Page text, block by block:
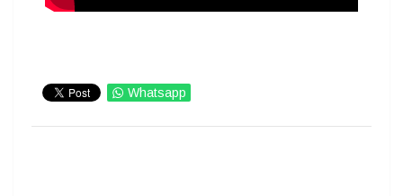
Whatsapp